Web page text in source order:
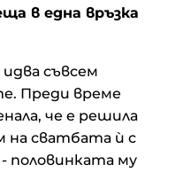
в една връзка
идва съвсем
Преди време
че е решила
на сватбата ѝ с
половинката му